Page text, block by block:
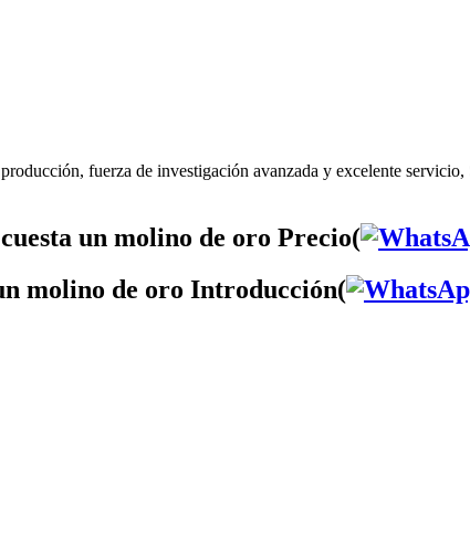
fuerza de investigación avanzada y excelente
un molino de oro Precio(
molino de oro Introducción(